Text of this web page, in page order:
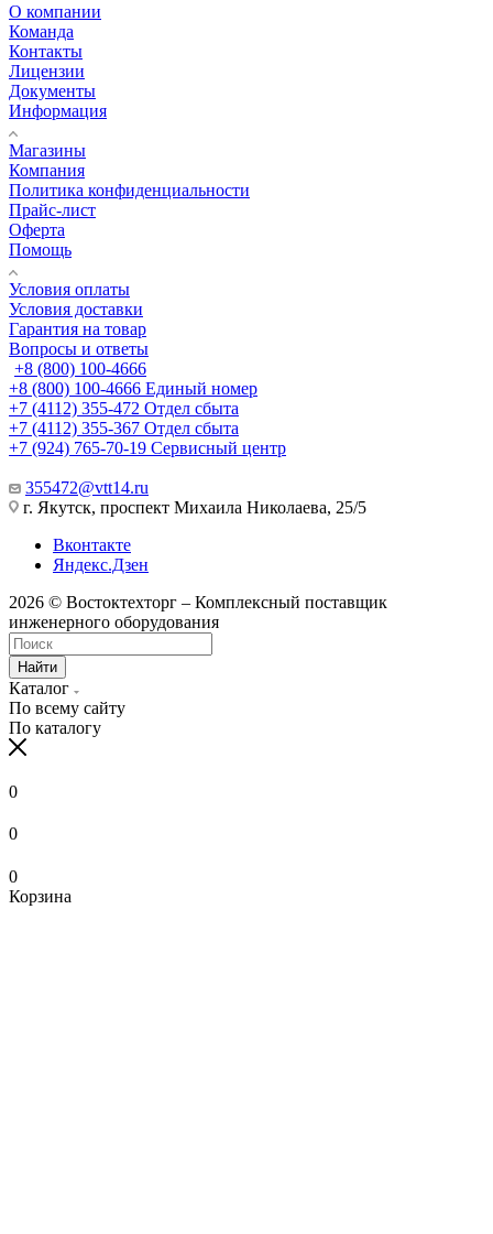
О компании
Команда
Контакты
Лицензии
Документы
Информация
Магазины
Компания
Политика конфиденциальности
Прайс-лист
Оферта
Помощь
Условия оплаты
Условия доставки
Гарантия на товар
Вопросы и ответы
+8 (800) 100-4666
+8 (800) 100-4666 Единый номер
+7 (4112) 355-472 Отдел сбыта
+7 (4112) 355-367 Отдел сбыта
+7 (924) 765-70-19 Сервисный центр
355472@vtt14.ru
г. Якутск, проспект Михаила Николаева, 25/5
Вконтакте
Яндекс.Дзен
2026 © Востоктехторг – Комплексный поставщик
инженерного оборудования
Найти
Каталог
По всему сайту
По каталогу
0
0
0
Корзина